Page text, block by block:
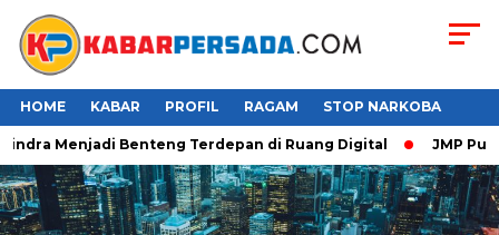
HOME KABAR PROFIL RAGAM STOP NARKOBA
Menjadi Benteng Terdepan di Ruang Digital JMP Puji